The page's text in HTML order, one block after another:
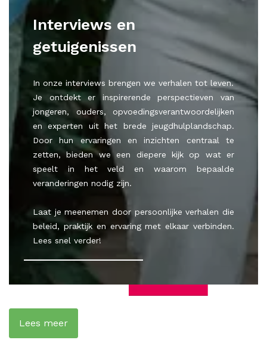
Interviews en
getuigenissen
In onze interviews brengen we verhalen tot leven.
Je ontdekt er inspirerende perspectieven van
jongeren, ouders, opvoedingsverantwoordelijken
en experten uit het brede jeugdhulplandschap.
Door hun ervaringen en inzichten centraal te
zetten, bieden we een diepere kijk op wat er
speelt in het veld en waarom bepaalde
veranderingen nodig zijn.
Laat je meenemen door persoonlijke verhalen die
beleid, praktijk en ervaring met elkaar verbinden.
Lees snel verder!
Lees meer